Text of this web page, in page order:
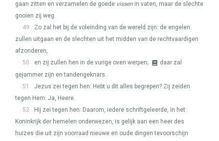
gaan zitten en verzamelen de goede vissen in vaten, maar de slechte
gooien zij weg.
49
Zo zal het bij de voleinding van de wereld zijn: de engelen
zullen uitgaan en de slechten uit het midden van de rechtvaardigen
afzonderen,
50
en zij zullen hen in de vurige oven werpen;
daar zal
gejammer zijn en tandengeknars.
51
Jezus zei tegen hen: Hebt u dit alles begrepen? Zij zeiden
tegen Hem: Ja, Heere.
52
Hij zei tegen hen: Daarom, iedere schriftgeleerde, in het
Koninkrijk der hemelen onderwezen, is gelijk aan een heer des
huizes die uit zijn voorraad nieuwe en oude dingen tevoorschijn